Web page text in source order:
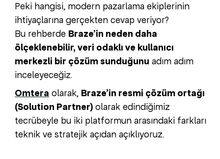
Peki hangisi, modern pazarlama ekiplerinin
ihtiyaçlarına gerçekten cevap veriyor?
Bu rehberde Braze’in neden daha
ölçeklenebilir, veri odaklı ve kullanıcı
merkezli bir çözüm sunduğunu adım adım
inceleyeceğiz.
Omtera olarak, Braze’in resmi çözüm ortağı
(Solution Partner) olarak edindiğimiz
tecrübeyle bu iki platformun arasındaki farkları
teknik ve stratejik açıdan açıklıyoruz.